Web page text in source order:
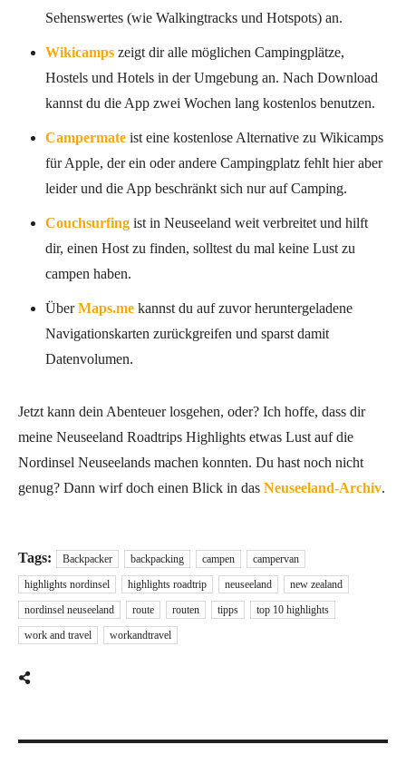
Sehenswertes (wie Walkingtracks und Hotspots) an.
Wikicamps zeigt dir alle möglichen Campingplätze,
Hostels und Hotels in der Umgebung an. Nach Download
kannst du die App zwei Wochen lang kostenlos benutzen.
Campermate ist eine kostenlose Alternative zu Wikicamps
für Apple, der ein oder andere Campingplatz fehlt hier aber
leider und die App beschränkt sich nur auf Camping.
Couchsurfing ist in Neuseeland weit verbreitet und hilft
dir, einen Host zu finden, solltest du mal keine Lust zu
campen haben.
ÜberMaps.me kannst du auf zuvor heruntergeladene
Navigationskarten zurückgreifen und sparst damit
Datenvolumen.
Jetzt kann dein Abenteuer losgehen, oder? Ich hoffe, dass dir
meine Neuseeland Roadtrips Highlights etwas Lust auf die
Nordinsel Neuseelands machen konnten. Du hast noch nicht
genug? Dann wirf doch einen Blick in das Neuseeland-Archiv.
Tags: Backpacker backpacking campen
campervan
highlights nordinsel
highlights roadtrip neuseeland
new zealand
nordinsel neuseeland
route routen tipps
top 10 highlights
work and travel
workandtravel